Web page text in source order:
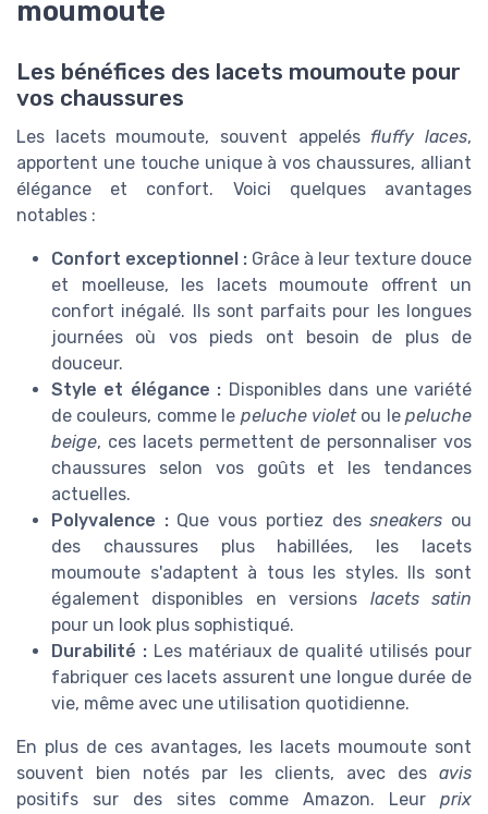
moumoute
Les bénéfices des lacets moumoute pour
vos chaussures
Les lacets moumoute, souvent appelés fluffy laces,
apportent une touche unique à vos chaussures, alliant
élégance et confort. Voici quelques avantages
notables :
Confort exceptionnel : Grâce à leur texture douce
et moelleuse, les lacets moumoute offrent un
confort inégalé. Ils sont parfaits pour les longues
journées où vos pieds ont besoin de plus de
douceur.
Style et élégance : Disponibles dans une variété
de couleurs, comme le peluche violetou le peluche
beige, ces lacets permettent de personnaliser vos
chaussures selon vos goûts et les tendances
actuelles.
Polyvalence :Que vous portiez dessneakers ou
des chaussures plus habillées, les lacets
moumoute s'adaptent à tous les styles. Ils sont
également disponibles en versions lacets satin
pour un look plus sophistiqué.
Durabilité :Les matériaux de qualité utilisés pour
fabriquer ces lacets assurent une longue durée de
vie, même avec une utilisation quotidienne.
En plus de ces avantages, les lacets moumoute sont
souvent bien notés par les clients, avec des avis
positifs sur des sites comme Amazon. Leur prix